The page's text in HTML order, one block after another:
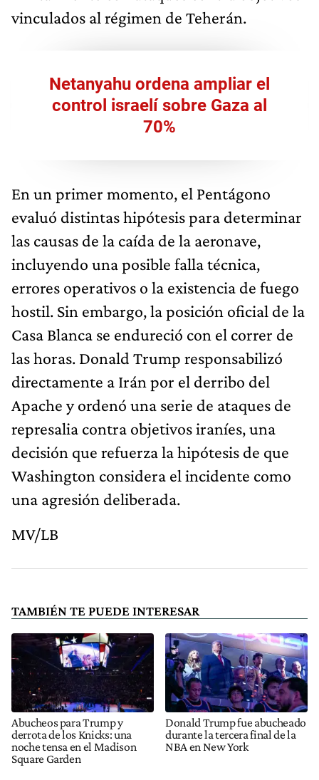
vinculados al régimen de Teherán.
Netanyahu ordena ampliar el
control israelí sobre Gaza al
70%
En un primer momento, el Pentágono
evaluó distintas hipótesis para determinar
las causas de la caída de la aeronave,
incluyendo una posible falla técnica,
errores operativos o la existencia de fuego
hostil. Sin embargo, la posición oficial de la
Casa Blanca se endureció con el correr de
las horas. Donald Trump responsabilizó
directamente a Irán por el derribo del
Apache y ordenó una serie de ataques de
represalia contra objetivos iraníes, una
decisión que refuerza la hipótesis de que
Washington considera el incidente como
una agresión deliberada.
MV/LB
TAMBIÉN TE PUEDE INTERESAR
Abucheos para Trump y
derrota de los Knicks: una
noche tensa en el Madison
Square Garden
Donald Trump fue abucheado
durante la tercera final de la
NBA en New York